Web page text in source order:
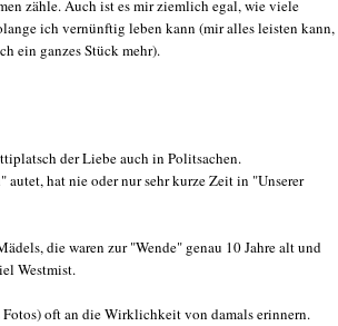
zähle. Auch ist es mir ziemlich egal, wie viele
ich vernünftig leben kann (mir alles leisten kann,
ein ganzes Stück mehr).
der Liebe auch in Politsachen.
autet, hat nie oder nur sehr kurze Zeit in "Unserer
die waren zur "Wende" genau 10 Jahre alt und
Westmist.
oft an die Wirklichkeit von damals erinnern.